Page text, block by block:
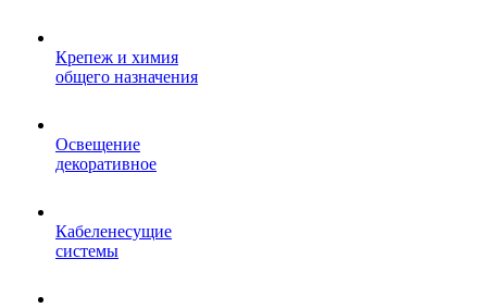
Крепеж и химия
общего назначения
Освещение
декоративное
Кабеленесущие
системы